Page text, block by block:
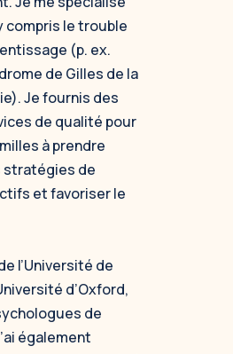
compris le trouble
(p. ex.
de Gilles de la
Je fournis des
de qualité pour
à prendre
stratégies de
et favoriser le
l’Université de
d’Oxford,
de
également